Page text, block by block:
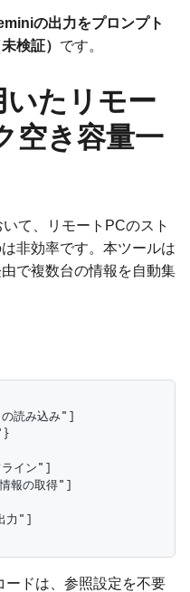
の出力をプロンプト
検証） です。
たリモー
空き容量一
て、リモートPCのスト
非効率です。本ツールは
で複数台の情報を自動集
読み込み"]
イン"]
の取得"]
力"]
ードは、参照設定を不要